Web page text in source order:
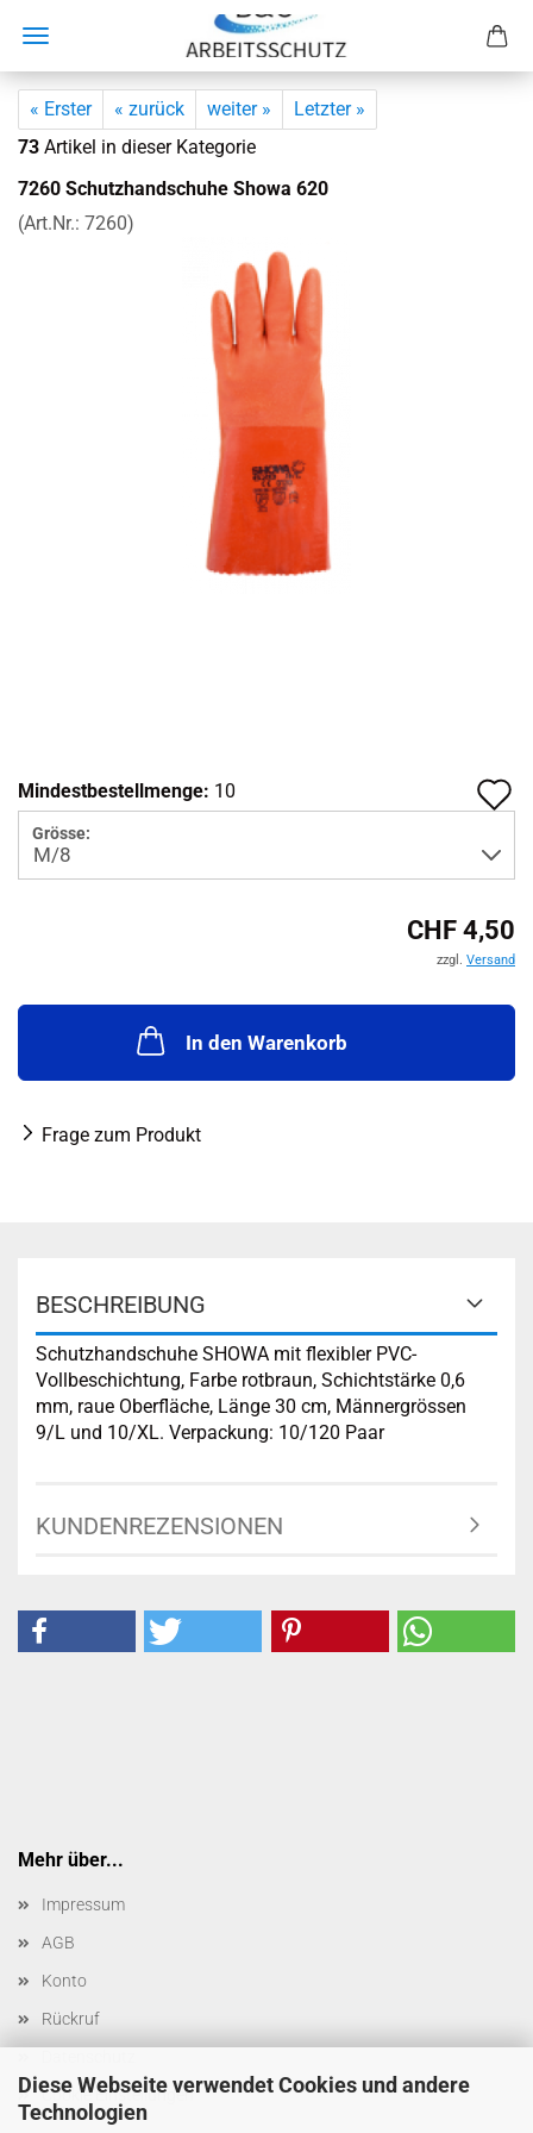
Diese Webseite verwendet Cookies und andere
Technologien
« Erster « zurück weiter »
Letzter »
73 Artikel in dieser Kategorie
7260 Schutz­hand­schu­he Showa 620
(Art.Nr.: 7260)
Mindestbestellmenge: 10
Grösse:
CHF 4,50
zzgl. Versand
In den Warenkorb
Frage zum Produkt
BESCHREIBUNG
Schutzhandschuhe SHOWA mit flexibler PVC-
Vollbeschichtung, Farbe rotbraun, Schichtstärke 0,6
mm, raue Oberfläche, Länge 30 cm, Männergrössen
9/L und 10/XL. Verpackung: 10/120 Paar
KUNDENREZENSIONEN
Mehr über...
Impressum
AGB
Konto
Rückruf
Cookie Einstellungen